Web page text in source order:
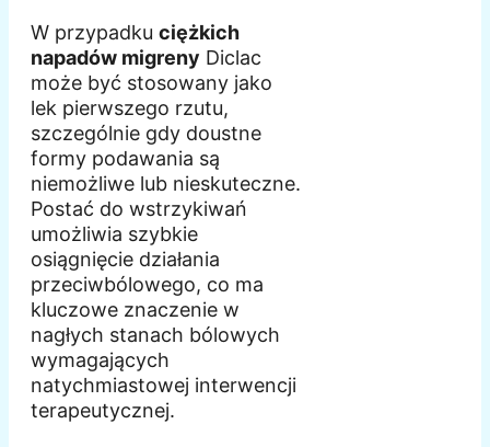
W przypadku ciężkich
napadów migreny Diclac
może być stosowany jako
lek pierwszego rzutu,
szczególnie gdy doustne
formy podawania są
niemożliwe lub nieskuteczne.
Postać do wstrzykiwań
umożliwia szybkie
osiągnięcie działania
przeciwbólowego, co ma
kluczowe znaczenie w
nagłych stanach bólowych
wymagających
natychmiastowej interwencji
terapeutycznej.